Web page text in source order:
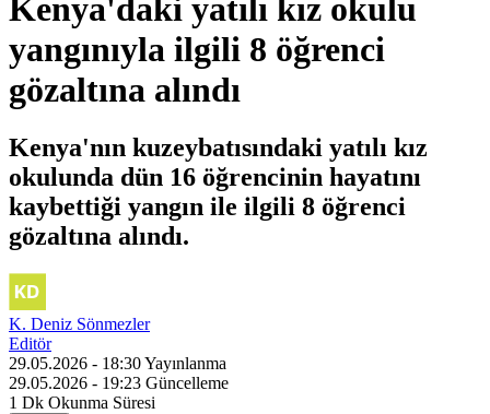
Kenya'daki yatılı kız okulu
yangınıyla ilgili 8 öğrenci
gözaltına alındı
Kenya'nın kuzeybatısındaki yatılı kız
okulunda dün 16 öğrencinin hayatını
kaybettiği yangın ile ilgili 8 öğrenci
gözaltına alındı.
K. Deniz Sönmezler
Editör
29.05.2026 - 18:30Yayınlanma
29.05.2026 - 19:23 Güncelleme
1 Dk Okunma Süresi